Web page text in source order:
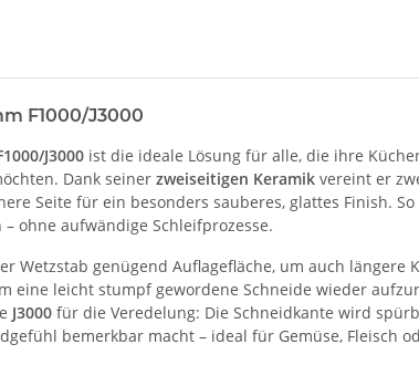
F1000/J3000
J3000 ist die ideale Lösung für alle, die ihre
Dank seiner zweiseitigen Keramik vereint er
Seite für ein besonders sauberes, glattes Finish.
ohne aufwändige Schleifprozesse.
Wetzstab genügend Auflagefläche, um auch längere
eine leicht stumpf gewordene Schneide wieder
J3000 für die Veredelung: Die Schneidkante wird
bemerkbar macht – ideal für Gemüse, Fleisch